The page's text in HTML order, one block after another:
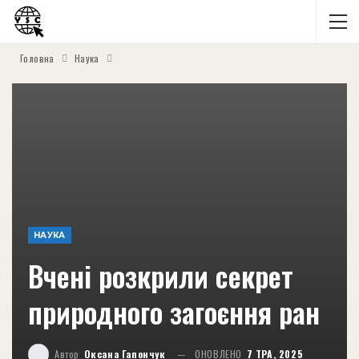
Головна Наука
НАУКА
Вчені розкрили секрет
природного загоєння ран
Автор Оксана Гапончук ОНОВЛЕНО 7 ТРА, 2025